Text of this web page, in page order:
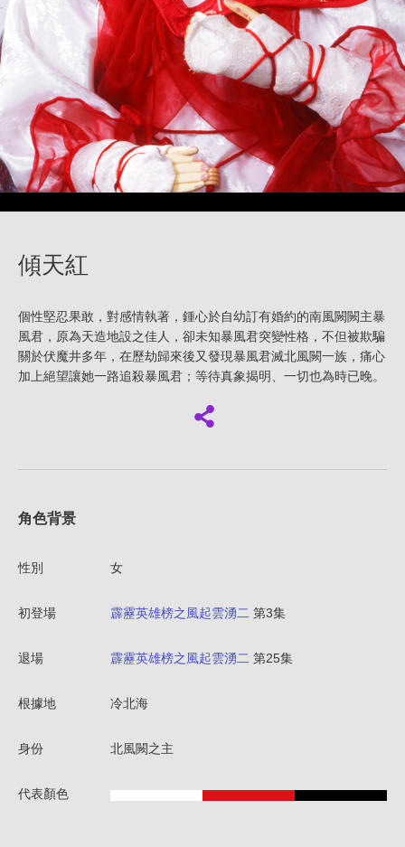
傾天紅
個性堅忍果敢，對感情執著，鍾心於自幼訂有婚約的南風闕闕主暴
風君，原為天造地設之佳人，卻未知暴風君突變性格，不但被欺騙
關於伏魔井多年，在歷劫歸來後又發現暴風君滅北風闕一族，痛心
加上絕望讓她一路追殺暴風君；等待真象揭明、一切也為時已晚。
角色背景
性別 女
初登場 霹靂英雄榜之風起雲湧二 第3集
退場 霹靂英雄榜之風起雲湧二 第25集
根據地 冷北海
身份 北風闕之主
代表顏色